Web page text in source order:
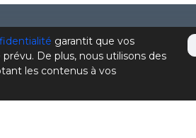
garantit que vos
De plus, nous utilisons des
les contenus à vos